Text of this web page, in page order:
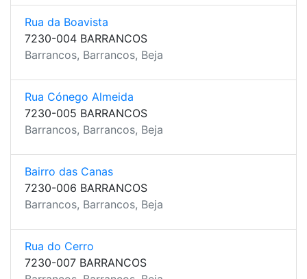
Rua da Boavista
7230-004 BARRANCOS
Barrancos, Barrancos, Beja
Rua Cónego Almeida
7230-005 BARRANCOS
Barrancos, Barrancos, Beja
Bairro das Canas
7230-006 BARRANCOS
Barrancos, Barrancos, Beja
Rua do Cerro
7230-007 BARRANCOS